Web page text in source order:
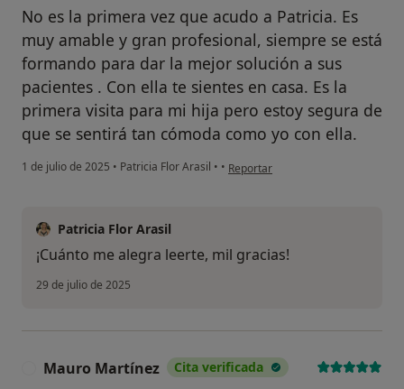
No es la primera vez que acudo a Patricia. Es
muy amable y gran profesional, siempre se está
formando para dar la mejor solución a sus
pacientes . Con ella te sientes en casa. Es la
primera visita para mi hija pero estoy segura de
que se sentirá tan cómoda como yo con ella.
1 de julio de 2025 • Patricia Flor Arasil • • en opinión del usuario Arantxa
Reportar
Patricia Flor Arasil
¡Cuánto me alegra leerte, mil gracias!
29 de julio de 2025
Mauro Martínez Cita verificada